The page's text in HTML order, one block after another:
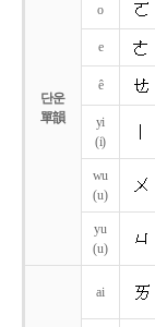
단운
單韻
o
e
ê
yi
(i)
wu
(u)
yu
(u)
ai